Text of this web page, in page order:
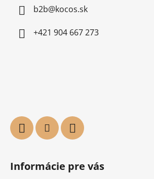
b2b@kocos.sk
+421 904 667 273
Informácie pre vás